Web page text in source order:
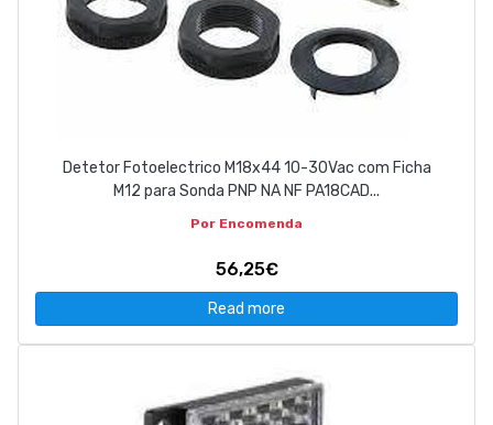
Detetor Fotoelectrico M18x44 10-30Vac com Ficha
M12 para Sonda PNP NA NF PA18CAD...
Por Encomenda
56,25€
Read more